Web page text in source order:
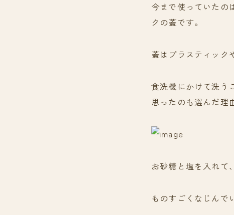
今まで使っていたの
クの蓋です。
蓋はプラスティック
食洗機にかけて洗う
思ったのも選んだ理
お砂糖と塩を入れて
ものすごくなじんで